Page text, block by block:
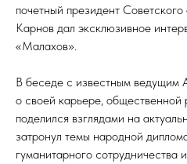
почетный президент
Карнов дал эксклюзивное
«Малахов».
В беседе с известным ведущим
о своей карьере,
поделился взглядами на
затронул темы народной
гуманитарного